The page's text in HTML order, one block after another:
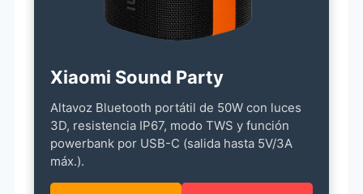
Xiaomi Sound Party
Altavoz Bluetooth portátil de 50W con luces
3D, resistencia IP67, modo TWS y función
powerbank por USB-C (salida hasta 5V/3A
máx.).